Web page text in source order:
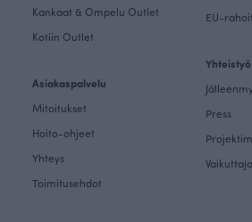
Kankaat & Ompelu Outlet
Kotiin Outlet
Asiakaspalvelu
Mitoitukset
Hoito-ohjeet
Yhteys
Toimitusehdot
EU-
Yhteistyö
Press